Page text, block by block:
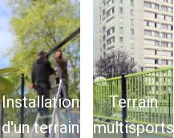
Installation
d'un terrain
Terrain
multisports